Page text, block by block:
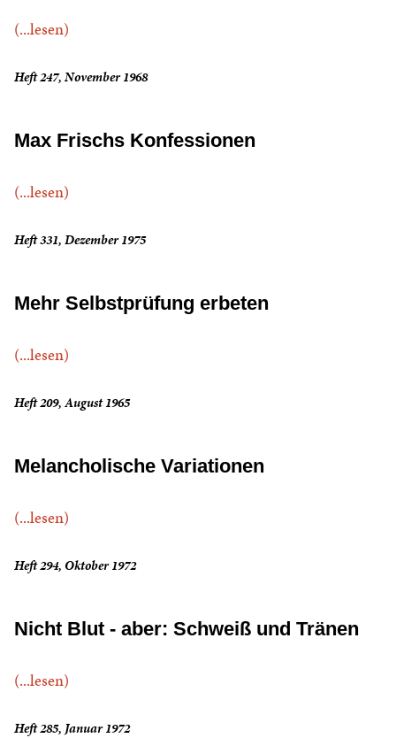
(...lesen)
Heft 247, November 1968
Max Frischs Konfessionen
(...lesen)
Heft 331, Dezember 1975
Mehr Selbstprüfung erbeten
(...lesen)
Heft 209, August 1965
Melancholische Variationen
(...lesen)
Heft 294, Oktober 1972
Nicht Blut - aber: Schweiß und Tränen
(...lesen)
Heft 285, Januar 1972